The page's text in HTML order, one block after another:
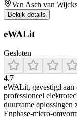
Van Asch van
Bekijk details
eWALit
Gesloten
4.7
eWALit, gevestigd aan
professioneel
duurzame oplossingen
Enphase-micro-